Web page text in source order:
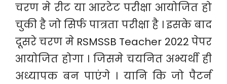
चरण मे रीट या आरटेट परीक्षा आयोजित हो
चुकी है जो सिर्फ पात्रता परीक्षा है । इसके बाद
दूसरे चरण मे RSMSSB Teacher 2022 पेपर
आयोजित होगा । जिसमे चयनित अभ्यर्थी ही
अध्यापक बन पाएंगे । यानि कि जो पैटर्न